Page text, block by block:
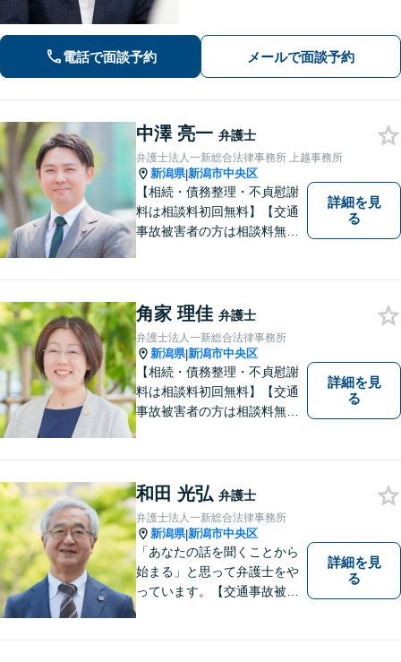
き、気持ちに寄り添いながら法的サポ
ートをいたします。
電話で面談予約 メールで面談予約
中澤 亮一 弁護士
弁護士法人一新総合法律事務所 上越事務所
新潟県|新潟市中央区
【相続・債務整理・不貞慰謝
料は相談料初回無料】【交通
事故被害者の方は相談料無料
思っています。
詳細を見
る
角家 理佳 弁護士
弁護士法人一新総合法律事務所
新潟県|新潟市中央区
【相続・債務整理・不貞慰謝
料は相談料初回無料】【交通
事故被害者の方は相談料無料
るため日々研鑽を積んでいま
す
詳細を見
る
和田 光弘 弁護士
弁護士法人一新総合法律事務所
新潟県|新潟市中央区
「あなたの話を聞くことから
始まる」と思って弁護士をや
っています。【交通事故被害
詳細を見
る